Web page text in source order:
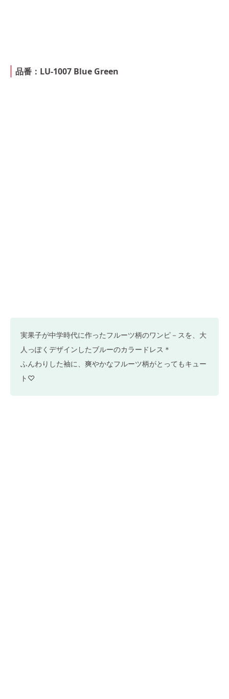
品番：LU-1007 Blue Green
実果子が中学時代に作ったフルーツ柄のワンピ－スを、大
人っぽくデザインしたブルーのカラードレス＊
ふんわりした袖に、爽やかなフルーツ柄がとってもキュー
ト♡